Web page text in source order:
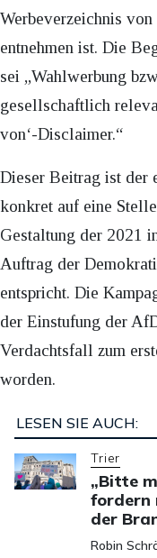
Werbeverzeichnis
entnehmen ist. Die
sei „Wahlwerbung
gesellschaftlich
von‘-Disclaimer.“
Dieser Beitrag ist der
konkret auf eine
Gestaltung der 2021
Auftrag der
entspricht. Die
der Einstufung der
Verdachtsfall zum
worden.
LESEN SIE AUCH:
Trier
„Bitte
fordern
der
Robin